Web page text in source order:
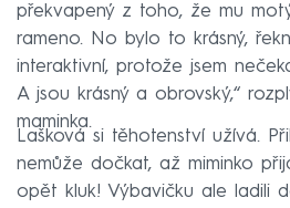
překvapený z toho, že mu
rameno. No bylo to krásný,
interaktivní, protože jsem
A jsou krásný a obrovský,“
maminka.
Lašková si těhotenství užívá.
nemůže dočkat, až miminko
opět kluk! Výbavičku ale ladili